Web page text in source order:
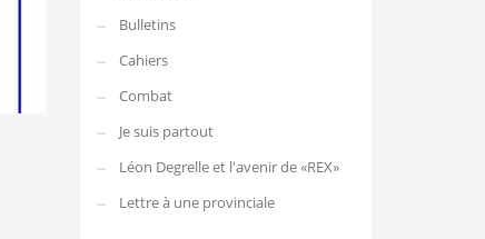
Bulletins
Cahiers
Combat
Je suis partout
Léon Degrelle et l'avenir de «REX»
Lettre à une provinciale